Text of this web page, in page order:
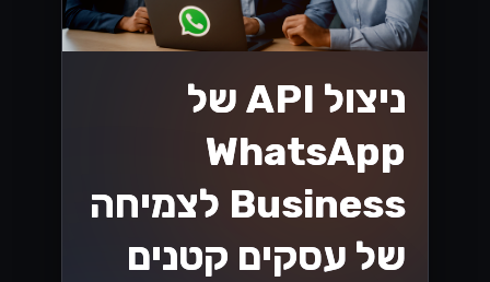
ניצול API של
WhatsApp
Business לצמיחה
של עסקים קטנים